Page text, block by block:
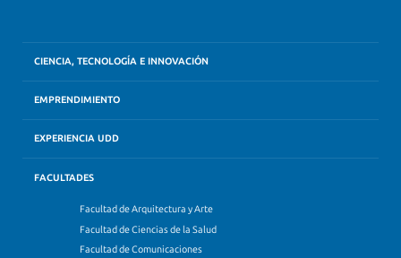
CIENCIA, TECNOLOGÍA E INNOVACIÓN
EMPRENDIMIENTO
EXPERIENCIA UDD
FACULTADES
Facultad de Arquitectura y Arte
Facultad de Ciencias de la Salud
Facultad de Comunicaciones